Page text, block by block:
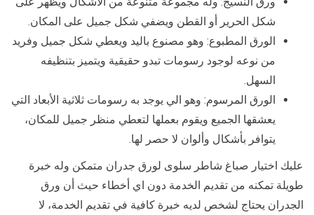
شكل الحرير أو القطن ويضفي شكل جميل على المكان.
الورق المطبوع: وهو مصنوع باليد ويعطي شكل جميل وفريد
من نوعه لوجود رسومات تبدو حقيقية ويتميز بتنظيفه
السهل.
الورق المرسوم: وهو الي يوجد به رسومات ثلاثية الأبعاد التي
يعشقها الجميع ويقوم بعملها لتعطي منظر جميل للمكان،
يتوافر بأشكال وألوان لا حصر لها.
عليك اختيار صباغ شاطر سلوى لورق جدران متمكن وله خبرة
طويلة تمكنه من تقديم الخدمة دون اي أخطاء حيث أن ورق
الجدران يحتاج لشخص لديه خبرة كافية في تقديم الخدمة، لا